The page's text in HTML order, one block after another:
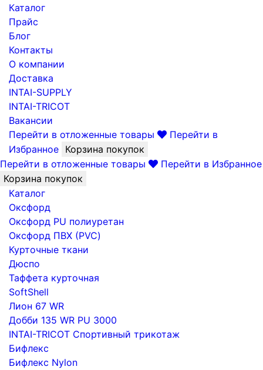
Каталог
Прайс
Блог
Контакты
О компании
Доставка
INTAI-SUPPLY
INTAI-TRICOT
Вакансии
Перейти в отложенные товары
Перейти в
Избранное Корзина покупок
Перейти в отложенные товары
Перейти в Избранное
Корзина покупок
Каталог
Оксфорд
Оксфорд PU полиуретан
Оксфорд ПВХ (PVC)
Курточные ткани
Дюспо
Таффета курточная
SoftShell
Лион 67 WR
Добби 135 WR PU 3000
INTAI-TRICOT Спортивный трикотаж
Бифлекс
Бифлекс Nylon